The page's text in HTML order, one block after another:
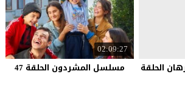
الحلقة
02:09:27
مسلسل المشردون الحلقة 47